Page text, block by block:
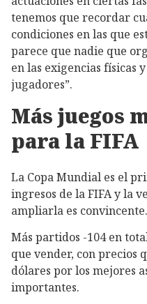
tenemos que recordar
condiciones en las que
parece que nadie que
en las exigencias físicas
jugadores”.
Más juegos
para la FIFA
La Copa Mundial es el
ingresos de la FIFA y la
ampliarla es convincente.
Más partidos -104 en
que vender, con precios
dólares por los mejores
importantes.